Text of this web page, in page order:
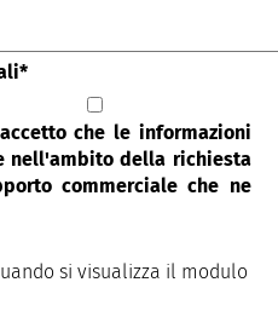
*
che le informazioni
nell'ambito della richiesta
commerciale che ne
si visualizza il modulo